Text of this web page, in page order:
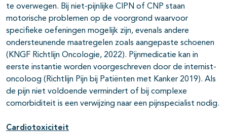
te overwegen. Bij niet-pijnlijke CIPN of CNP staan
motorische problemen op de voorgrond waarvoor
specifieke oefeningen mogelijk zijn, evenals andere
ondersteunende maatregelen zoals aangepaste schoenen
(KNGF Richtlijn Oncologie, 2022). Pijnmedicatie kan in
eerste instantie worden voorgeschreven door de internist-
oncoloog (Richtlijn Pijn bij Patiënten met Kanker 2019). Als
de pijn niet voldoende vermindert of bij complexe
comorbiditeit is een verwijzing naar een pijnspecialist nodig.
Cardiotoxiciteit